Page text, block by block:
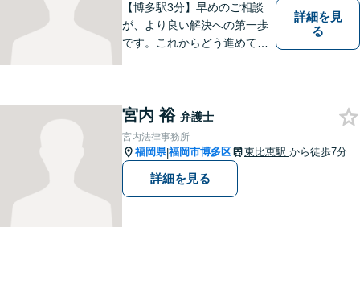
【博多駅3分】早めのご相談
が、より良い解決への第一歩
です。これからどう進めてい
せんので、遠慮なくご相談く
ださい。【分割払い利用可】
【電話・メール面談可】
詳細を見
る
宮内 裕 弁護士
宮内法律事務所
福岡県|福岡市博多区 東比恵駅 から徒歩7分
詳細を見る